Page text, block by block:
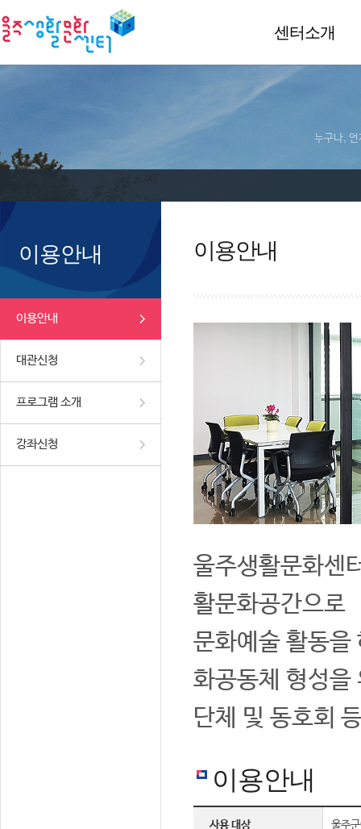
센터소개
누구나, 언
이용안내
이용안내
대관신청
프로그램 소개
강좌신청
이용안내
울주생활문화센
활문화공간으로
문화예술 활동을
화공동체 형성을
단체 및 동호회
이용안내
사용 대상 울주